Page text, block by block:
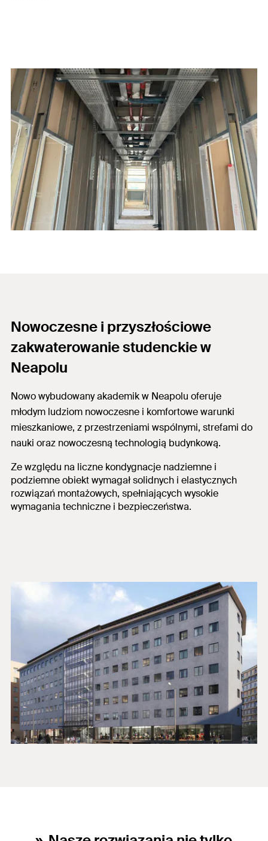
Nowoczesne i przyszłościowe
zakwaterowanie studenckie w
Neapolu
Nowo wybudowany akademik w Neapolu oferuje
młodym ludziom nowoczesne i komfortowe warunki
mieszkaniowe, z przestrzeniami wspólnymi, strefami do
nauki oraz nowoczesną technologią budynkową.
Ze względu na liczne kondygnacje nadziemne i
podziemne obiekt wymagał solidnych i elastycznych
rozwiązań montażowych, spełniających wysokie
wymagania techniczne i bezpieczeństwa.